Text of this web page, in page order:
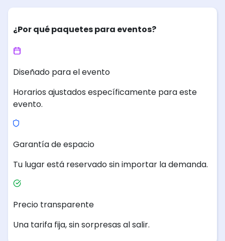
¿Por qué paquetes para eventos?
Diseñado para el evento
Horarios ajustados específicamente para este
evento.
Garantía de espacio
Tu lugar está reservado sin importar la demanda.
Precio transparente
Una tarifa fija, sin sorpresas al salir.